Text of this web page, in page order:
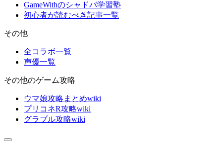
GameWithのシャドバ学習塾
初心者が読むべき記事一覧
その他
全コラボ一覧
声優一覧
その他のゲーム攻略
ウマ娘攻略まとめwiki
プリコネR攻略wiki
グラブル攻略wiki